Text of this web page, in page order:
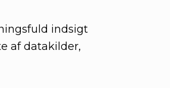
indsigt
af datakilder,